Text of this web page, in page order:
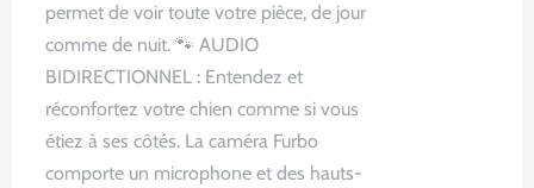
permet de voir toute votre pièce, de jour
comme de nuit. 🐾 AUDIO
BIDIRECTIONNEL : Entendez et
réconfortez votre chien comme si vous
étiez à ses côtés. La caméra Furbo
comporte un microphone et des hauts-